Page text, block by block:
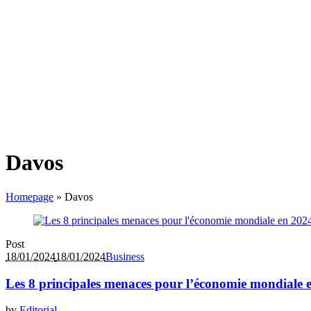
Davos
Homepage » Davos
Post
18/01/202418/01/2024Business
Les 8 principales menaces pour l’économie mondiale